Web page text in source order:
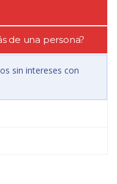
de una persona?
sin intereses con